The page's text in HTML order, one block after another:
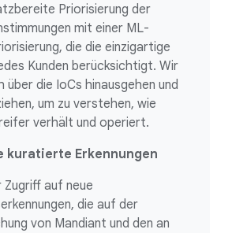
Priorisierung der
mit einer ML-
die die einzigartige
Kunden berücksichtigt. Wir
über die IoCs hinausgehen und
um zu verstehen, wie
verhält und operiert.
kuratierte Erkennungen
Zugriff auf neue
die auf der
von Mandiant und den an